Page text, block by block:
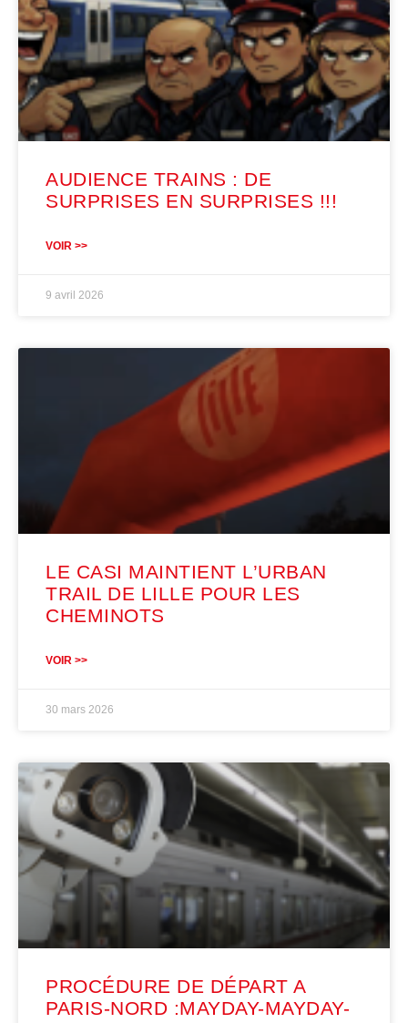
AUDIENCE TRAINS : DE
SURPRISES EN SURPRISES !!!
VOIR >>
9 avril 2026
LE CASI MAINTIENT L’URBAN
TRAIL DE LILLE POUR LES
CHEMINOTS
VOIR >>
30 mars 2026
PROCÉDURE DE DÉPART A
PARIS-NORD :MAYDAY-MAYDAY-